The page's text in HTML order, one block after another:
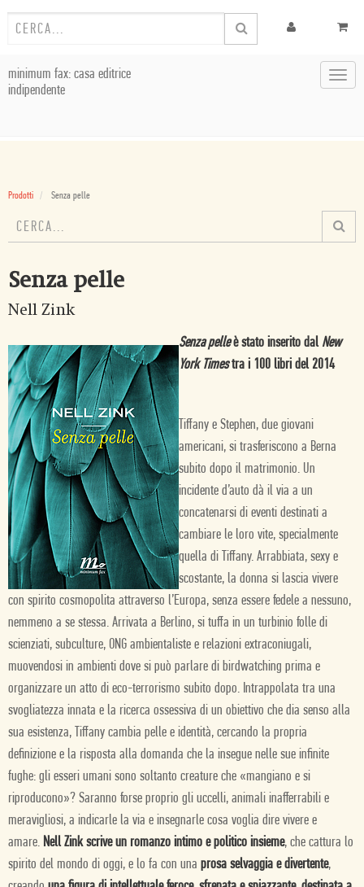
minimum fax: casa editrice
indipendente
Prodotti Senza pelle
Senza pelle
Nell Zink
Senza pelleè stato inserito dal New
York Timestra i 100 libri del 2014
Tiffany e Stephen, due giovani
americani, si trasferiscono a Berna
subito dopo il matrimonio. Un
incidente d’auto dà il via a un
concatenarsi di eventi destinati a
cambiare le loro vite, specialmente
quella di Tiffany. Arrabbiata, sexy e
scostante, la donna si lascia vivere
con spirito cosmopolita attraverso l’Europa, senza essere fedele a nessuno,
nemmeno a se stessa. Arrivata a Berlino, si tuffa in un turbinio folle di
scienziati, subculture, ONG ambientaliste e relazioni extraconiugali,
muovendosi in ambienti dove si può parlare di birdwatching prima e
organizzare un atto di eco-terrorismo subito dopo. Intrappolata tra una
svogliatezza innata e la ricerca ossessiva di un obiettivo che dia senso alla
sua esistenza, Tiffany cambia pelle e identità, cercando la propria
definizione e la risposta alla domanda che la insegue nelle sue infinite
fughe: gli esseri umani sono soltanto creature che «mangiano e si
riproducono»? Saranno forse proprio gli uccelli, animali inafferrabili e
meravigliosi, a indicarle la via e insegnarle cosa voglia dire vivere e
amare. Nell Zink scrive un romanzo intimo e politico insieme, che cattura lo
spirito del mondo di oggi, e lo fa con una prosa selvaggia e divertente,